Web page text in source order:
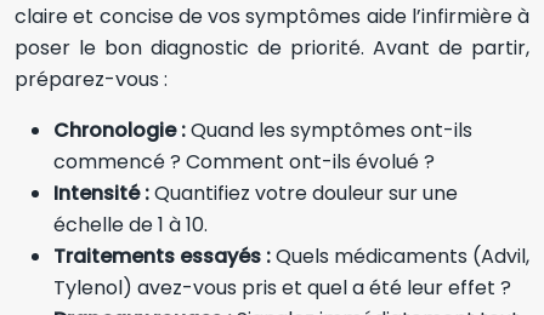
claire et concise de vos symptômes aide l’infirmière à
poser le bon diagnostic de priorité. Avant de partir,
préparez-vous :
Chronologie :Quand les symptômes ont-ils
commencé ? Comment ont-ils évolué ?
Intensité :Quantifiez votre douleur sur une
échelle de 1 à 10.
Traitements essayés :Quels médicaments (Advil,
Tylenol) avez-vous pris et quel a été leur effet ?